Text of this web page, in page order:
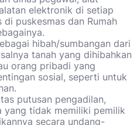
elektronik di setiap
puskesmas dan Rumah
hibah/sumbangan dari
tanah yang dihibahkan
orang pribadi yang
sosial, seperti untuk
putusan pengadilan,
yang tidak memiliki pemilik
secara undang-